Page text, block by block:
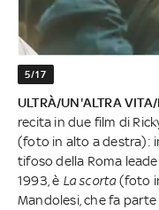
5/17
ULTRÀ/UN'ALTRA
recita in due film di
(foto in alto a destra):
tifoso della Roma
1993, è La scorta (foto
Mandolesi, che fa